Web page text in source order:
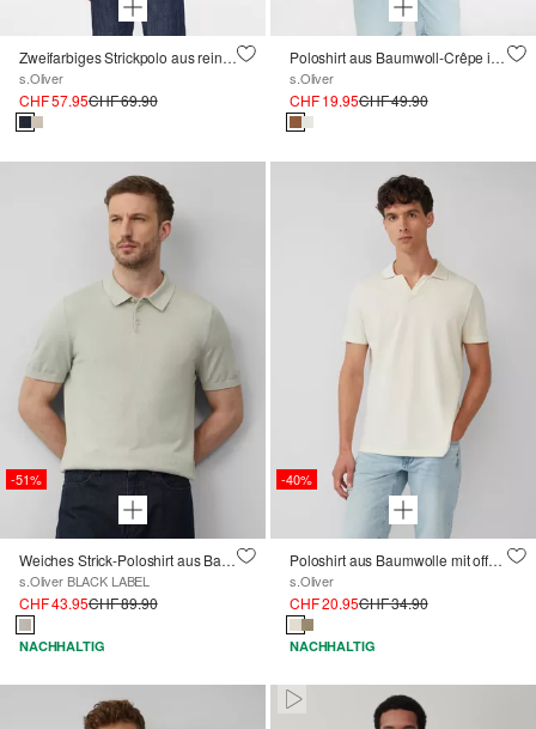
Zweifarbiges Strickpolo aus reiner Baumwolle
s.Oliver
CHF 57.95CHF 69.90
Poloshirt aus Baumwoll-Crêpe im Modern Fit
s.Oliver
CHF 19.95CHF 49.90
-51%
Weiches Strick-Poloshirt aus Baumwoll-Seidenmix
s.Oliver BLACK LABEL
CHF 43.95CHF 89.90
NACHHALTIG
-40%
Poloshirt aus Baumwolle mit offenem Kragen
s.Oliver
CHF 20.95CHF 34.90
NACHHALTIG
Paused • Muted